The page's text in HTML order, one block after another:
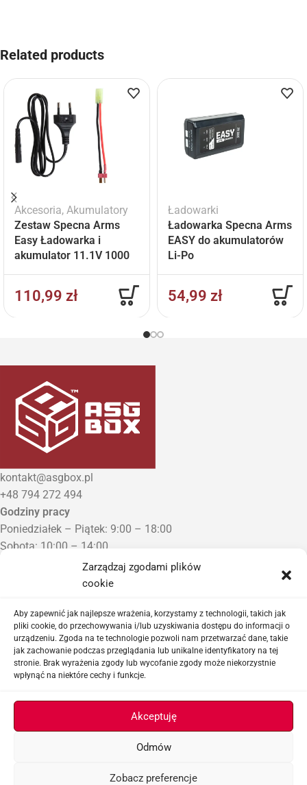
Zarządzaj zgodami plików
cookie
Aby zapewnić jak najlepsze wrażenia, korzystamy z technologii, takich jak
pliki cookie, do przechowywania i/lub uzyskiwania dostępu do informacji o
urządzeniu. Zgoda na te technologie pozwoli nam przetwarzać dane, takie
jak zachowanie podczas przeglądania lub unikalne identyfikatory na tej
stronie. Brak wyrażenia zgody lub wycofanie zgody może niekorzystnie
wpłynąć na niektóre cechy i funkcje.
Akceptuję
Odmów
Zobacz preferencje
Related products
Akcesoria, Akumulatory
Zestaw Specna Arms
Easy Ładowarka i
akumulator 11.1V 1000
110,99 zł
Ładowarki
Ładowarka Specna Arms
EASY do akumulatorów
Li-Po
54,99 zł
kontakt@asgbox.pl
+48 794 272 494
Godziny pracy
Poniedziałek – Piątek: 9:00 – 18:00
Sobota: 10:00 – 14:00
Niedziela: Zamknięte
Punkt Odbioru zamówień
Proszę o wcześniejszy kontakt telefoniczny
Sklep airsoftowy i serwis replik ASG